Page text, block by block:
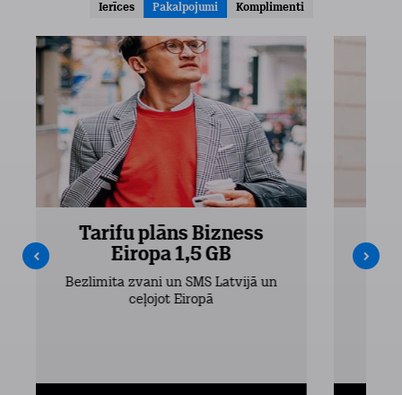
Ierīces Pakalpojumi Komplimenti
Tarifu plāns Bizness
Eiropa 1,5 GB
Bezlimita zvani un SMS Latvijā un
ceļojot Eiropā